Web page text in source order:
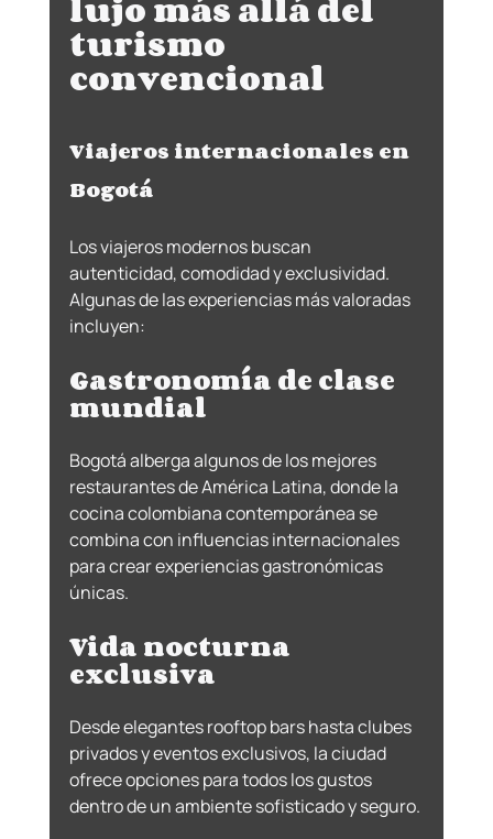
turismo
convencional
Viajeros internacionales en
Bogotá
Los viajeros modernos buscan
autenticidad, comodidad y exclusividad.
Algunas de las experiencias más valoradas
incluyen:
Gastronomía de clase
mundial
Bogotá alberga algunos de los mejores
restaurantes de América Latina, donde la
cocina colombiana contemporánea se
combina con influencias internacionales
para crear experiencias gastronómicas
únicas.
Vida nocturna
exclusiva
Desde elegantes rooftop bars hasta clubes
privados y eventos exclusivos, la ciudad
ofrece opciones para todos los gustos
dentro de un ambiente sofisticado y seguro.